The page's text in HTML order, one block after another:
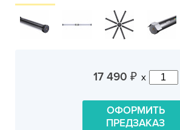
17 490 ₽ x
ОФОРМИТЬ
ПРЕДЗАКАЗ